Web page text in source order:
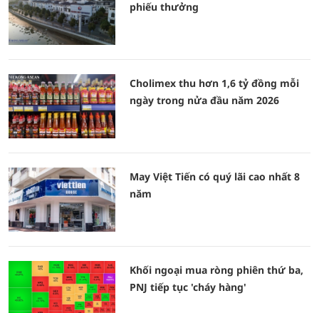
phiếu thưởng
Cholimex thu hơn 1,6 tỷ đồng mỗi
ngày trong nửa đầu năm 2026
May Việt Tiến có quý lãi cao nhất 8
năm
Khối ngoại mua ròng phiên thứ ba,
PNJ tiếp tục 'cháy hàng'